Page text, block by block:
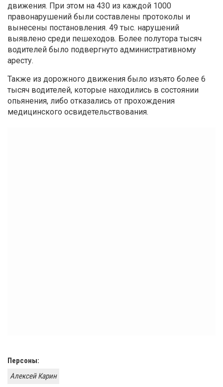
движения. При этом на 430 из каждой 1000
правонарушений были составлены протоколы и
вынесены постановления. 49 тыс. нарушений
выявлено среди пешеходов. Более полутора тысяч
водителей было подвергнуто административному
аресту.
Также из дорожного движения было изъято более 6
тысяч водителей, которые находились в состоянии
опьянения, либо отказались от прохождения
медицинского освидетельствования.
Персоны:
Алексей Карин